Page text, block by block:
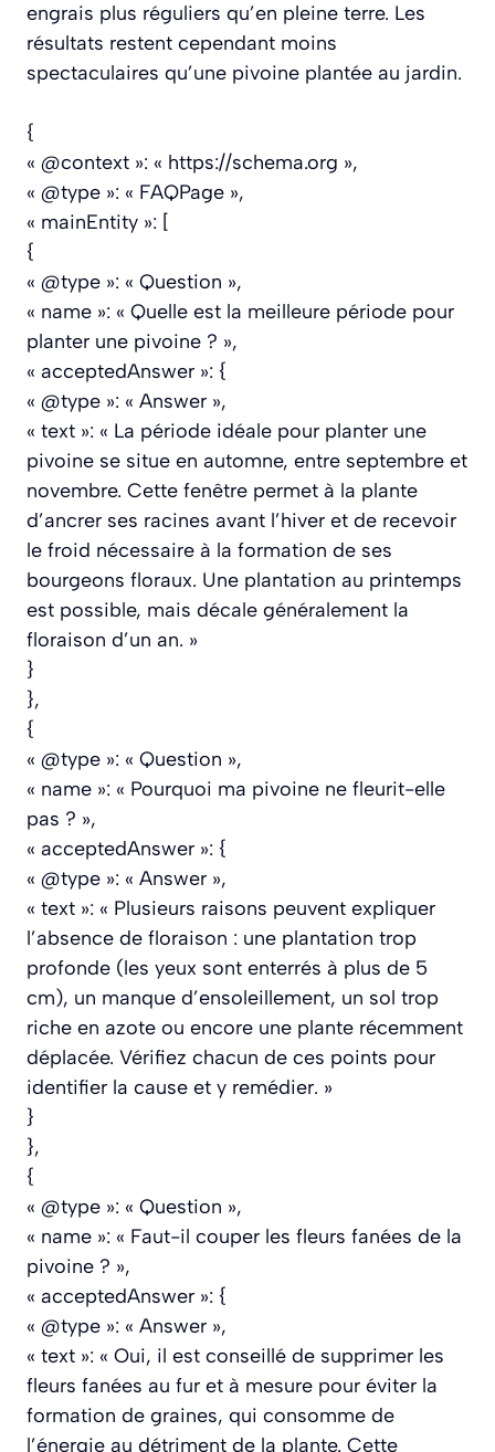
engrais plus réguliers qu’en pleine terre. Les
résultats restent cependant moins
spectaculaires qu’une pivoine plantée au jardin.
{
« @context »: « https://schema.org »,
« @type »: « FAQPage »,
« mainEntity »: [
{
« @type »: « Question »,
« name »: « Quelle est la meilleure période pour
planter une pivoine ? »,
« acceptedAnswer »: {
« @type »: « Answer »,
« text »: « La période idéale pour planter une
pivoine se situe en automne, entre septembre et
novembre. Cette fenêtre permet à la plante
d’ancrer ses racines avant l’hiver et de recevoir
le froid nécessaire à la formation de ses
bourgeons floraux. Une plantation au printemps
est possible, mais décale généralement la
floraison d’un an. »
}
},
{
« @type »: « Question »,
« name »: « Pourquoi ma pivoine ne fleurit-elle
pas ? »,
« acceptedAnswer »: {
« @type »: « Answer »,
« text »: « Plusieurs raisons peuvent expliquer
l’absence de floraison : une plantation trop
profonde (les yeux sont enterrés à plus de 5
cm), un manque d’ensoleillement, un sol trop
riche en azote ou encore une plante récemment
déplacée. Vérifiez chacun de ces points pour
identifier la cause et y remédier. »
}
},
{
« @type »: « Question »,
« name »: « Faut-il couper les fleurs fanées de la
pivoine ? »,
« acceptedAnswer »: {
« @type »: « Answer »,
« text »: « Oui, il est conseillé de supprimer les
fleurs fanées au fur et à mesure pour éviter la
formation de graines, qui consomme de
l’énergie au détriment de la plante. Cette